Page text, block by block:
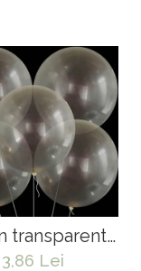
transparent
- 80 cm
3,86 Lei